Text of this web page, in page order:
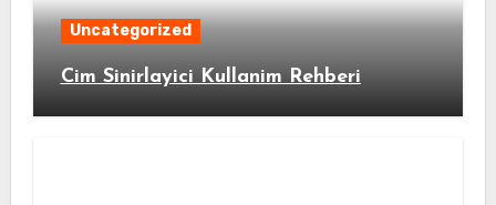
Uncategorized
Cim Sinirlayici Kullanim Rehberi